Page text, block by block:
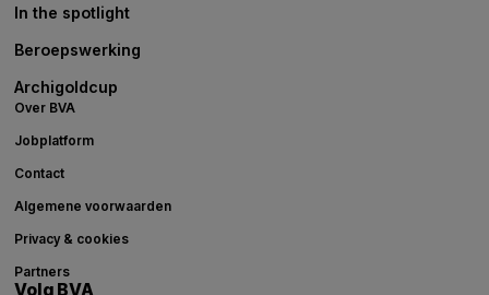
In the spotlight
Beroepswerking
Archigoldcup
Over BVA
Jobplatform
Contact
Algemene voorwaarden
Privacy & cookies
Partners
Volg BVA